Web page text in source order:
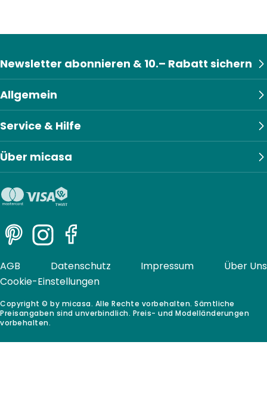
Allgemein
Service & Hilfe
Über micasa
Newsletter abonnieren & 10.– Rabatt sichern
PinterestInstagramFacebook
Copyright © by micasa. Alle Rechte vorbehalten. Sämtliche
Preisangaben sind unverbindlich. Preis- und Modelländerungen
vorbehalten.
AGB Datenschutz Impressum
Über Uns
Cookie-Einstellungen